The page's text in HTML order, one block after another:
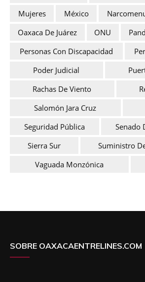
Mujeres
México
Oaxaca De Juárez
ONU
Personas Con Discapacidad
Poder Judicial
Rachas De Viento
Salomón Jara Cruz
Seguridad Pública
Senado
Sierra Sur
Suministro
Vaguada Monzónica
SOBRE OAXACAENTRELINES.COM